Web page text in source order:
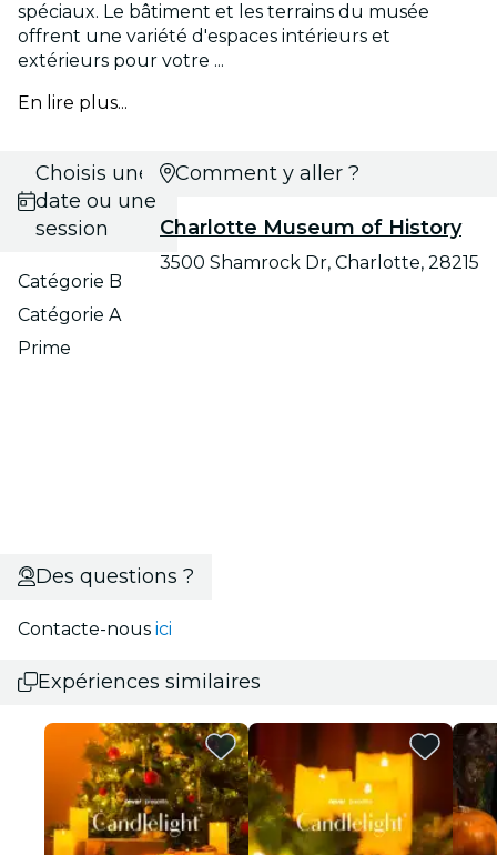
spéciaux. Le bâtiment et les terrains du musée
offrent une variété d'espaces intérieurs et
extérieurs pour votre ...
En lire plus...
Choisis une
date ou une
session
Catégorie B
Catégorie A
Prime
Comment y aller ?
Charlotte Museum of History
3500 Shamrock Dr, Charlotte, 28215
Des questions ?
Contacte-nous ici
Expériences similaires